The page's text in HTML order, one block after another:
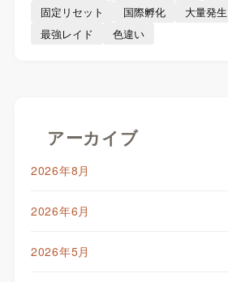
固定リセット
国際孵化 大量発生
最強レイド
色違い
アーカイブ
2026年8月
2026年6月
2026年5月